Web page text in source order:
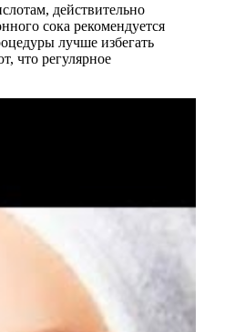
действительно
сока рекомендуется
лучше избегать
что регулярное